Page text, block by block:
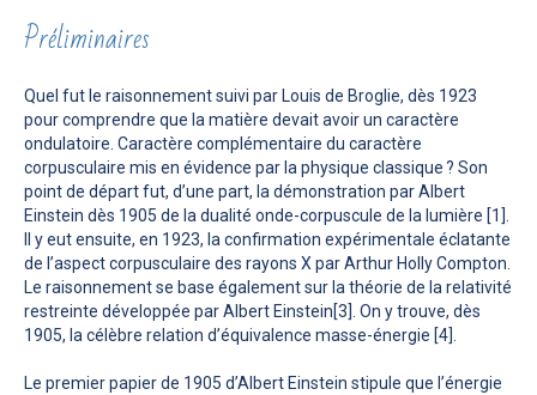
Préliminaires
Quel fut le raisonnement suivi par Louis de Broglie, dès 1923
pour comprendre que la matière devait avoir un caractère
ondulatoire. Caractère complémentaire du caractère
corpusculaire mis en évidence par la physique classique ? Son
point de départ fut, d’une part, la démonstration par Albert
Einstein dès 1905 de la dualité onde-corpuscule de la lumière [1].
Il y eut ensuite, en 1923, la confirmation expérimentale éclatante
de l’aspect corpusculaire des rayons X par Arthur Holly Compton.
Le raisonnement se base également sur la théorie de la relativité
restreinte développée par Albert Einstein[3]. On y trouve, dès
1905, la célèbre relation d’équivalence masse-énergie [4].
Le premier papier de 1905 d’Albert Einstein stipule que l’énergie